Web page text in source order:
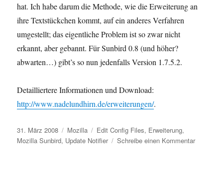
hat. Ich habe darum die Methode, wie die Erweiterung an
ihre Textstückchen kommt, auf ein anderes Verfahren
umgestellt; das eigentliche Problem ist so zwar nicht
erkannt, aber gebannt. Für Sunbird 0.8 (und höher?
abwarten…) gibt’s so nun jedenfalls Version 1.7.5.2.
Detailliertere Informationen und Download:
http://www.nadelundhirn.de/erweiterungen/.
Veröffentlicht
am
31. März 2008 Kategorien
Mozilla Schlagwörter
Edit Config Files, Erweiterung,
Mozilla Sunbird, Update Notifier Schreibe einen Kommentarzu